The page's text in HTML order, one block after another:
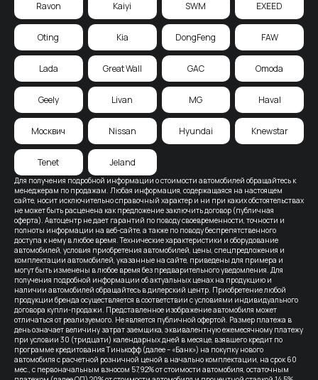
Для получения подробной информации о стоимости автомобилей обращайтесь к
менеджерам по продажам. Любая информация, содержащаяся на настоящем
сайте, носит исключительно справочный характер и ни при каких обстоятельствах
не может быть расценена как предложение заключить договор (публичная
оферта). Автоцентр не дает гарантий по поводу своевременности, точности и
полноты информации на веб-сайте, а также по поводу беспрепятственного
доступа к нему в любое время. Технические характеристики и оборудование
автомобилей, условия приобретения автомобилей, цены, спецпредложения и
комплектации автомобилей, указанные на сайте, приведены для примера и
могут быть изменены в любое время без предварительного уведомления. Для
получения подробной информации об актуальных ценах на продукцию и
наличии автомобилей обращайтесь в дилерский центр. Приобретение любой
продукции бренда осуществляется в соответствии с условиями индивидуального
договора купли-продажи. Представленное изображение автомобиля может
отличаться от реализуемого. Не является публичной офертой. Размер платежа в
день означает величину затрат заемщика, эквивалентную ежемесячному платежу
при условии 30 (тридцати) календарных дней в месяце, взявшего кредит по
программе кредитования Тинькофф (далее – «Банк») на покупку нового
автомобиля с расчетной розничной ценой в начально комплектации, на срок 60
мес., с первоначальным взносом 57,92% от стоимости автомобиля, остаточным
Ravon Kaiyi SWM EXEED
Oting Kia DongFeng FAW
Lada Great Wall GAC Omoda
Geely Livan MG Haval
Москвич Nissan Hyundai Knewstar
Tenet Jeland